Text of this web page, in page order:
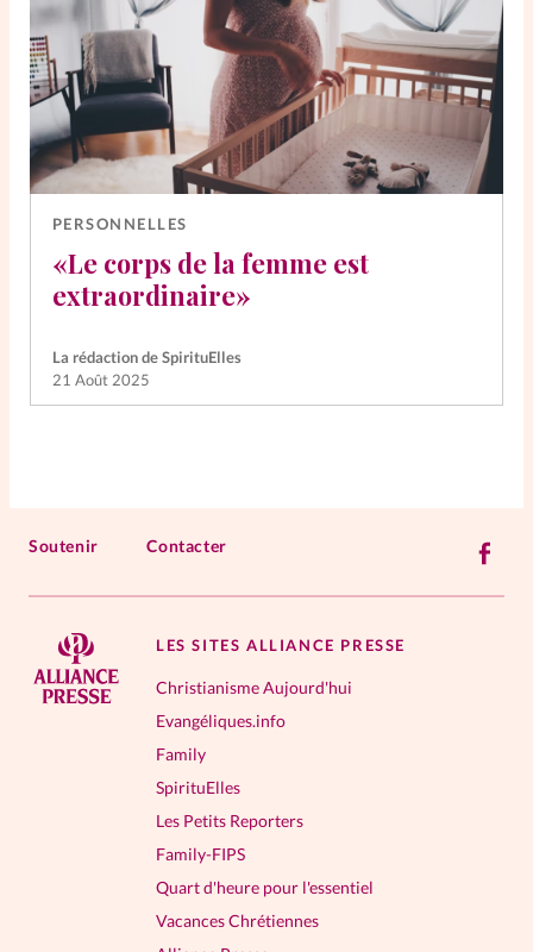
PERSONNELLES
«Le corps de la femme est
extraordinaire»
La rédaction de SpirituElles
21 Août 2025
Soutenir Contacter
LES SITES ALLIANCE PRESSE
Christianisme Aujourd'hui
Evangéliques.info
Family
SpirituElles
Les Petits Reporters
Family-FIPS
Quart d'heure pour l'essentiel
Vacances Chrétiennes